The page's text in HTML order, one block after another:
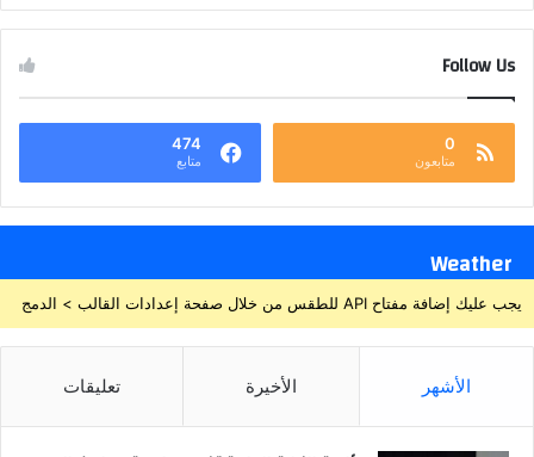
Follow Us
0
متابعون
474
متابع
Weather
يجب عليك إضافة مفتاح API للطقس من خلال صفحة إعدادات القالب > الدمج
الأشهر الأخيرة تعليقات